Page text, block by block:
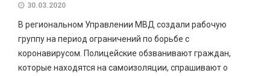
30.03.2020
В региональном Управлении МВД создали рабочую
группу на период ограничений по борьбе с
коронавирусом. Полицейские обзванивают граждан,
которые находятся на самоизоляции, спрашивают о